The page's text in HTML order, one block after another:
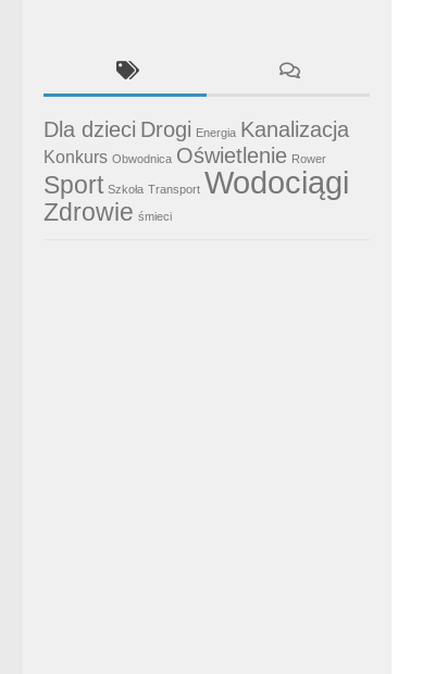
Dla dzieci Drogi Energia Kanalizacja
Konkurs Obwodnica Oświetlenie Rower
Sport Szkoła Transport Wodociągi
Zdrowie śmieci